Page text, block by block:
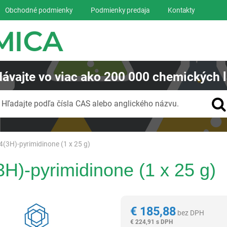
pyrimidinone (1 x 25 g)
pyrimidinone (1 x 25 g)
€185,88 bez DPH
€ 224,91 s DPH
Obchodné podmienky Podmienky predaja Kontakty
vo viac ako200 000 chemických
Hľadajte podľa čísla CAS alebo anglického názvu.